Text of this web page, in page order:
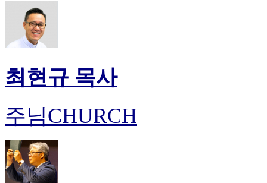
최현규 목사
주님CHURCH